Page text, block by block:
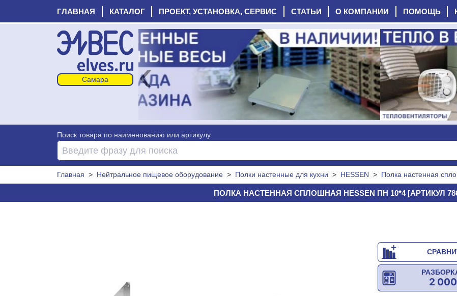
ГЛАВНАЯ КАТАЛОГ ПРОЕКТ, УСТАНОВКА, СЕРВИС СТАТЬИ О КОМПАНИИ ПОМОЩЬ
‹
Поиск товара по наименованию или артикулу
Главная > Нейтральное пищевое оборудование > Полки настенные для кухни > HESSEN > Полка настенная
ПОЛКА НАСТЕННАЯ СПЛОШНАЯ HESSEN ПН 10*4 [АРТИКУЛ
2 000